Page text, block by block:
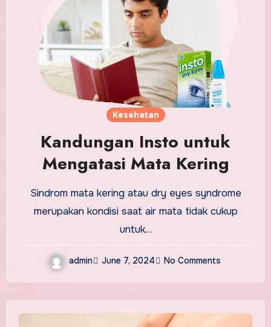
Kesehatan
Kandungan Insto untuk
Mengatasi Mata Kering
Sindrom mata kering atau dry eyes syndrome
merupakan kondisi saat air mata tidak cukup
untuk…
admin June 7, 2024 No Comments